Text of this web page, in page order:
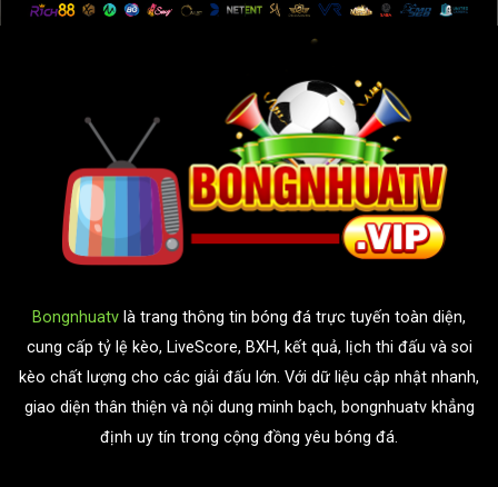
Bongnhuatv là trang thông tin bóng đá trực tuyến toàn diện,
cung cấp tỷ lệ kèo, LiveScore, BXH, kết quả, lịch thi đấu và soi
kèo chất lượng cho các giải đấu lớn. Với dữ liệu cập nhật nhanh,
giao diện thân thiện và nội dung minh bạch, bongnhuatv khẳng
định uy tín trong cộng đồng yêu bóng đá.